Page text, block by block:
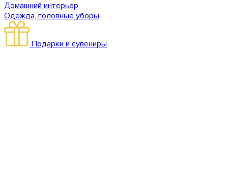
Домашний интерьер
Одежда, головные уборы
Подарки и сувениры